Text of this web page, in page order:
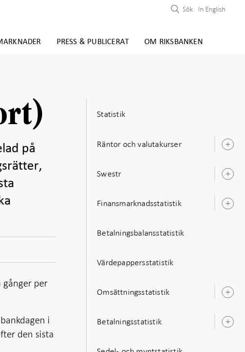
PRESS & PUBLICERAT OM RIKSBANKEN
Sök In English
på
gånger per
i
den sista
Statistik
Räntor och valutakurser
Swestr
Finansmarknadsstatistik
Betalningsbalansstatistik
Värdepappersstatistik
Omsättningsstatistik
Betalningsstatistik